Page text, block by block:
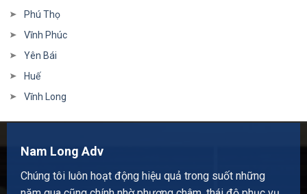
Phú Thọ
Vĩnh Phúc
Yên Bái
Huế
Vĩnh Long
Nam Long Adv
Chúng tôi luôn hoạt động hiệu quả trong suốt những